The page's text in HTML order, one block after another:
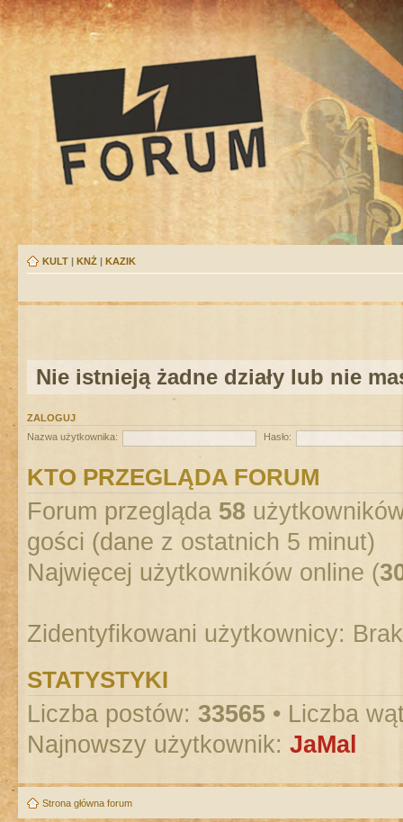
KULT | KNŻ | KAZIK
Nie istnieją żadne działy lub nie
ZALOGUJ
Nazwa użytkownika:
Hasło:
KTO PRZEGLĄDA FORUM
Forum przegląda 58
gości (dane z ostatnich 5 minut)
Najwięcej użytkowników online (
Zidentyfikowani użytkownicy:
STATYSTYKI
Liczba postów: 33565 • Liczba
Najnowszy użytkownik: JaMal
Strona główna forum